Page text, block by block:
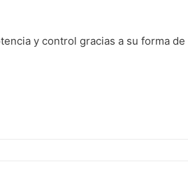
y control gracias a su forma